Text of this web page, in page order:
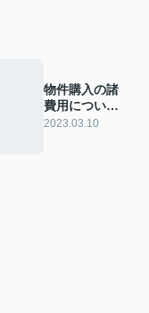
物件購入の諸
費用について
徹底解説！
2023.03.10